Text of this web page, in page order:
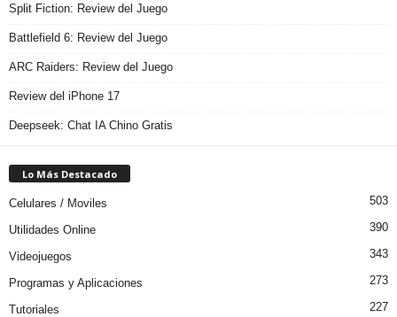
Split Fiction: Review del Juego
Battlefield 6: Review del Juego
ARC Raiders: Review del Juego
Review del iPhone 17
Deepseek: Chat IA Chino Gratis
Lo Más Destacado
Celulares / Moviles 503
Utilidades Online 390
Videojuegos 343
Programas y Aplicaciones 273
Tutoriales 227